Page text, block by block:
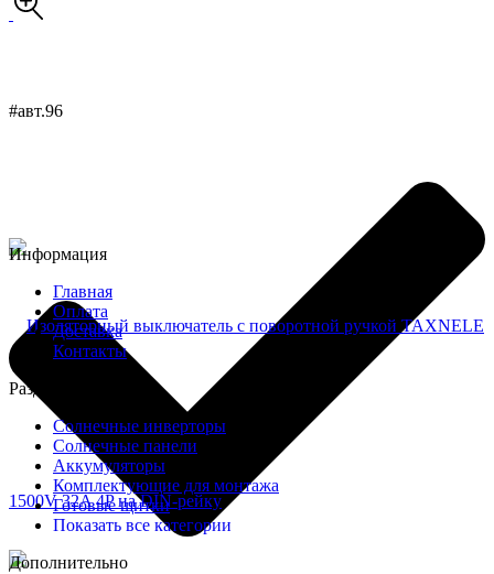
#авт.96
Информация
Главная
Оплата
Доставка
Контакты
Разделы
Солнечные инверторы
Солнечные панели
Аккумуляторы
Комплектующие для монтажа
Готовые щитки
Показать все категории
Дополнительно